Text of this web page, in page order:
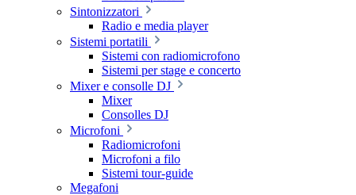
Sintonizzatori
Radio e media player
Sistemi portatili
Sistemi con radiomicrofono
Sistemi per stage e concerto
Mixer e consolle DJ
Mixer
Consolles DJ
Microfoni
Radiomicrofoni
Microfoni a filo
Sistemi tour-guide
Megafoni